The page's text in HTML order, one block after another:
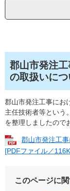
郡山市発注
の取扱いにつ
郡山市発注工事にお
主任技術者等という
を整理しましたので
郡山市発注工
[PDFファイル／
このページに